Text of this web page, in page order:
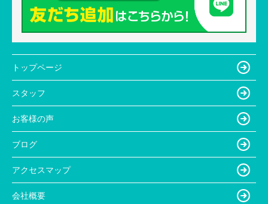
トップページ
スタッフ
お客様の声
ブログ
アクセスマップ
会社概要